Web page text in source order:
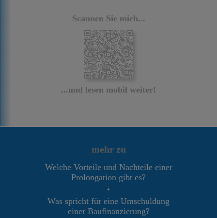
Scannen Sie mich...
...und lesen mobil weiter!
mehr zu
Welche Vorteile und Nachteile einer
Prolongation gibt es?
•
Was spricht für eine Umschuldung
einer Baufinanzierung?